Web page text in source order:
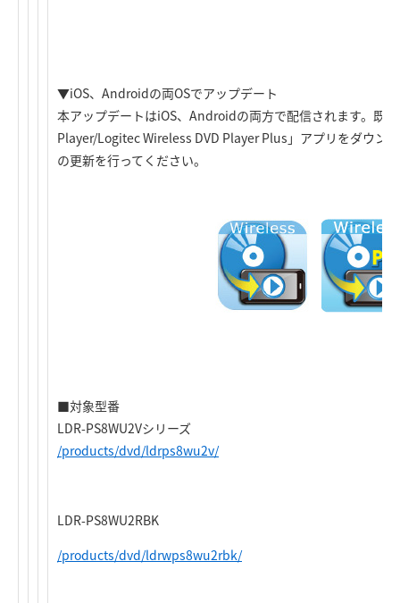
▼iOS、Androidの両OSでアップデート
本アップデートはiOS、Androidの両方で配信されます。既
Player/Logitec Wireless DVD Player Plus」アプリをダウン
の更新を行ってください。
■対象型番
LDR-PS8WU2Vシリーズ
/products/dvd/ldrps8wu2v/
LDR-PS8WU2RBK
/products/dvd/ldrwps8wu2rbk/